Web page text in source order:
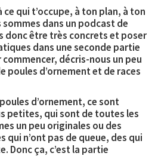
ce qui t’occupe, à ton plan, à ton
sommes dans un podcast de
donc être très concrets et poser
dans une seconde partie
commencer, décris-nous un peu
poules d’ornement et de races
d’ornement, ce sont
petites, qui sont de toutes les
un peu originales ou des
qui n’ont pas de queue, des qui
Donc ça, c’est la partie